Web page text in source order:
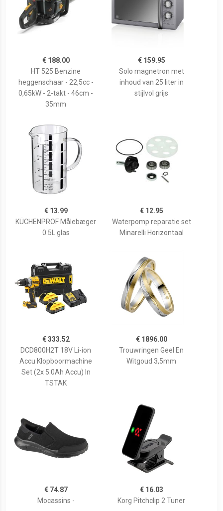
€ 188.00
HT 525 Benzine
heggenschaar - 22,5cc -
0,65kW - 2-takt - 46cm -
35mm
€ 159.95
Solo magnetron met
inhoud van 25 liter in
stijlvol grijs
€ 13.99
KÜCHENPROF Målebæger
0.5L glas
€ 12.95
Waterpomp reparatie set
Minarelli Horizontaal
€ 333.52
DCD800H2T 18V Li-ion
Accu Klopboormachine
Set (2x 5.0Ah Accu) In
TSTAK
€ 1896.00
Trouwringen Geel En
Witgoud 3,5mm
€ 74.87
Mocassins -
€ 16.03
Korg Pitchclip 2 Tuner